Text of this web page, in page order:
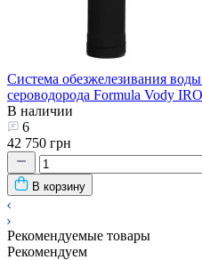
Система обезжелезивания
сероводорода Formula Vody
В наличии
6
42 750 грн
В корзину
Рекомендуемые товары
Рекомендуем